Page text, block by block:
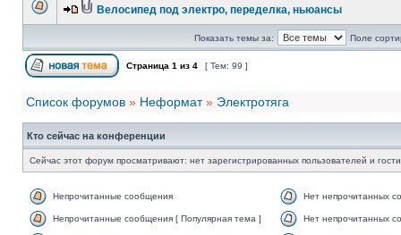
Велосипед под электро, переделка, ньюансы
Показать темы за: Поле
Страница 1 из 4 [ Тем: 99 ]
Список форумов » Неформат» Электротяга
Кто сейчас на конференции
Сейчас этот форум просматривают: нет зарегистрированных пользователей и
Непрочитанные сообщения Нет непрочитанных
Непрочитанные сообщения [ Популярная тема ] Нет непрочитанных